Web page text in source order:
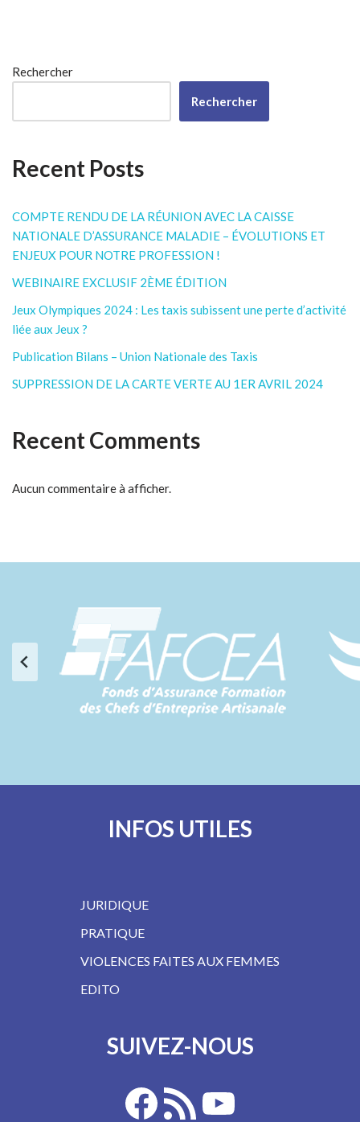
Rechercher
Rechercher
Recent Posts
COMPTE RENDU DE LA RÉUNION AVEC LA CAISSE
NATIONALE D’ASSURANCE MALADIE – ÉVOLUTIONS ET
ENJEUX POUR NOTRE PROFESSION !
WEBINAIRE EXCLUSIF 2ÈME ÉDITION
Jeux Olympiques 2024 : Les taxis subissent une perte d’activité
liée aux Jeux ?
Publication Bilans – Union Nationale des Taxis
SUPPRESSION DE LA CARTE VERTE AU 1ER AVRIL 2024
Recent Comments
Aucun commentaire à afficher.
INFOS UTILES
JURIDIQUE
PRATIQUE
VIOLENCES FAITES AUX FEMMES
EDITO
SUIVEZ-NOUS